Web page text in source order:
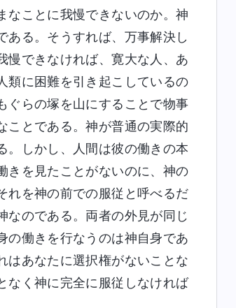
なことに我慢できないのか。神
ある。そうすれば、万事解決し
慢できなければ、寛大な人、あ
類に困難を引き起こしているの
ぐらの塚を山にすることで物事
ことである。神が普通の実際的
。しかし、人間は彼の働きの本
きを見たことがないのに、神の
れを神の前での服従と呼べるだ
なのである。両者の外見が同じ
の働きを行なうのは神自身であ
はあなたに選択権がないことな
なく神に完全に服従しなければ